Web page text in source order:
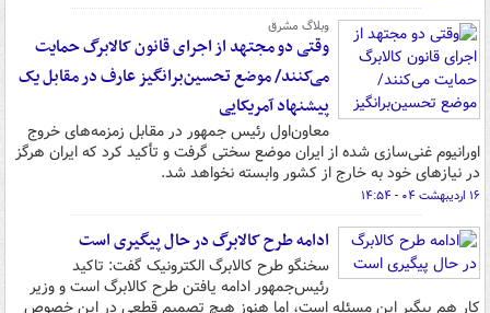
وبلاگ مشرق
وقتی دو مجتهد از اجرای قانون کالابرگ حمایت
می‌کنند/ موضع تحسین‌برانگیز عارف در مقابل یک
پیشنهاد آمریکایی
معاون‌اول رئیس جمهور در مقابل زمزمه‌های خروج
اورانیوم غنی‌سازی شده از ایران موضع سختی گرفت و تأکید کرد که ایران هرگز
در نیازهای خود به خارج از کشور وابسته نخواهد شد.
۱۶ اردیبهشت ۰۴ - ۱۴:۵۴
ادامه طرح کالابرگ در حال پیگیری است
سخنگو طرح کالابرگ الکترونیک گفت: تاکید
رئیس‌جمهور ادامه یافتن طرح کالابرگ است و وزیر
کار هم پیگیر این مسئله است، اما هنوز هیچ تصمیم قطعی در این خصوص